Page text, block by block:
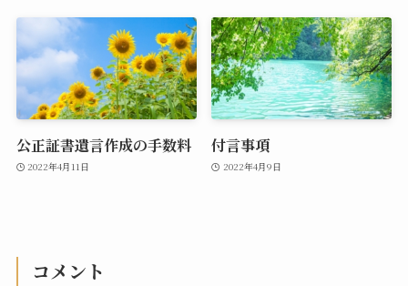
公正証書遺言作成の手数料
2022年4月11日
付言事項
2022年4月9日
コメント